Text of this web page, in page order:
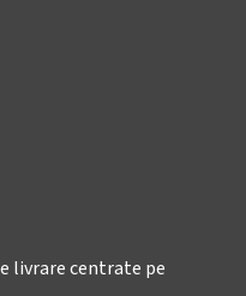
livrare centrate pe